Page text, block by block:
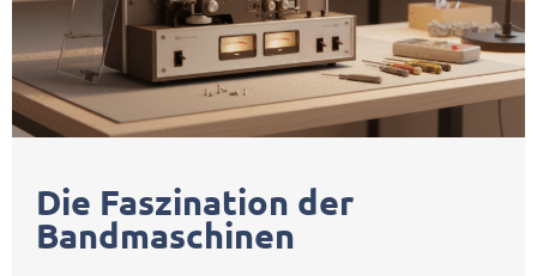
Die Faszination der
Bandmaschinen